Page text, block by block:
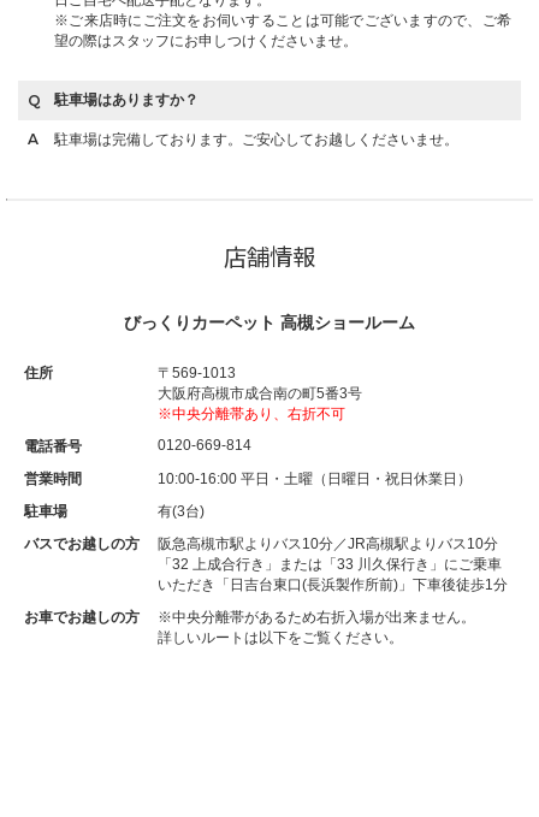
※ご来店時にご注文をお伺いすることは可能でございますので、ご希
望の際はスタッフにお申しつけくださいませ。
駐車場はありますか？
駐車場は完備しております。ご安心してお越しくださいませ。
店舗情報
びっくりカーペット 高槻ショールーム
住所
〒569-1013
大阪府高槻市成合南の町5番3号
※中央分離帯あり、右折不可
電話番号
0120-669-814
営業時間
10:00-16:00 平日・土曜（日曜日・祝日休業日）
駐車場
有(3台)
バスでお越しの方
阪急高槻市駅よりバス10分／JR高槻駅よりバス10分
「32 上成合行き」または「33 川久保行き」にご乗車
いただき「日吉台東口(長浜製作所前)」下車後徒歩1分
お車でお越しの方
※中央分離帯があるため右折入場が出来ません。
詳しいルートは以下をご覧ください。